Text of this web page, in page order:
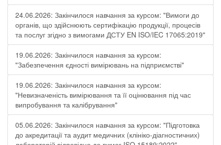
24.06.2026: Закінчилося навчання за курсом: "Вимоги до
органів, що здійснюють сертифікацію продукції, процесів
та послуг згідно з вимогами ДСТУ EN ISO/IEC 17065:2019"
19.06.2026: Закінчилося навчання за курсом:
"Забезпечення єдності вимірювань на підприємстві"
19.06.2026: Закінчилося навчання за курсом:
"Невизначеність вимірювання та її оцінювання під час
випробування та калібрування"
05.06.2026: Закінчилося навчання за курсом: "Підготовка
до акредитації та аудит медичних (клініко-діагностичних)